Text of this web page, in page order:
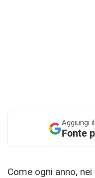
Aggiungi
Fonte
Come ogni anno,